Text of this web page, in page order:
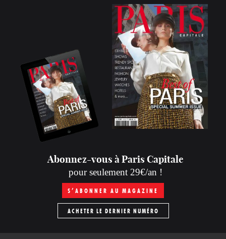
Abonnez-vous à Paris Capitale
pour seulement 29€/an !
S’ABONNER AU MAGAZINE
ACHETER LE DERNIER NUMÉRO